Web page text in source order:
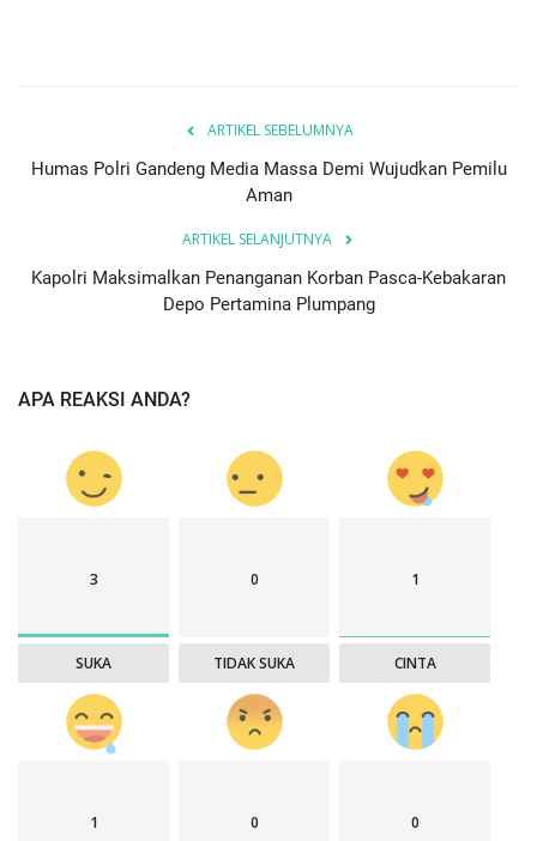
ARTIKEL SEBELUMNYA
Humas Polri Gandeng Media Massa Demi Wujudkan Pemilu
Aman
ARTIKEL SELANJUTNYA
Kapolri Maksimalkan Penanganan Korban Pasca-Kebakaran
Depo Pertamina Plumpang
APA REAKSI ANDA?
3
SUKA
0
TIDAK SUKA
1
CINTA
1 0 0